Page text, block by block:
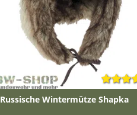
Russische Wintermütze Shapka